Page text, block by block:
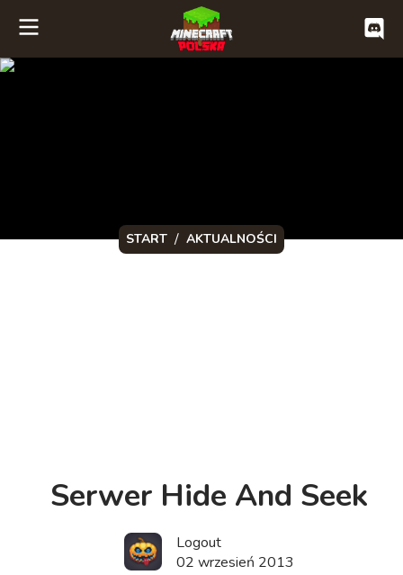
START / AKTUALNOŚCI
Serwer Hide And Seek
Logout
02 wrzesień 2013